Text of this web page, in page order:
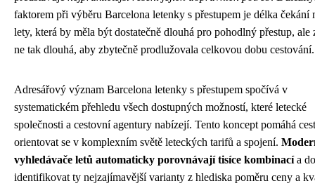
faktorem při výběru Barcelona letenky s přestupem je délka čekání
lety, která by měla být dostatečně dlouhá pro pohodlný přestup, ale
ne tak dlouhá, aby zbytečně prodlužovala celkovou dobu cestování.
Adresářový význam Barcelona letenky s přestupem spočívá v
systematickém přehledu všech dostupných možností, které letecké
společnosti a cestovní agentury nabízejí. Tento koncept pomáhá
orientovat se v komplexním světě leteckých tarifů a spojení.
vyhledávače letů automaticky porovnávají tisíce kombinacía
identifikovat ty nejzajímavější varianty z hlediska poměru ceny a